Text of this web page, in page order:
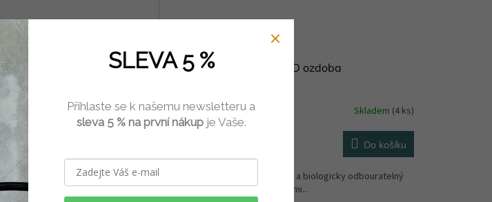
3D věnec
Skladem (3 ks)
a biologicky odbouratelný
Vykrajovátko plastové 3D ozdoba
Skladem (4 ks)
Do košíku
Materiál: PLA plast - ekologický a biologicky odbouratelný
bezpečný pro styk s potravinami...
SLEVA 5 %
Přihlaste se k našemu newsletteru a
sleva 5 % na první nákupje Vaše.